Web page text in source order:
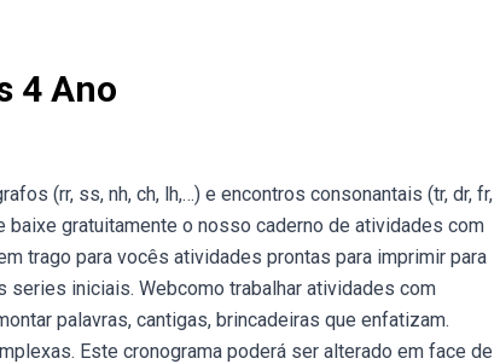
4 Ano
(rr, ss, nh, ch, lh,…) e encontros consonantais (tr, dr, fr,
baixe gratuitamente o nosso caderno de atividades com
trago para vocês atividades prontas para imprimir para
series iniciais. Webcomo trabalhar atividades com
palavras, cantigas, brincadeiras que enfatizam.
Este cronograma poderá ser alterado em face de